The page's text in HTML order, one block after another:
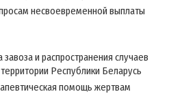
несвоевременной выплаты
и распространения случаев
Республики Беларусь
помощь жертвам